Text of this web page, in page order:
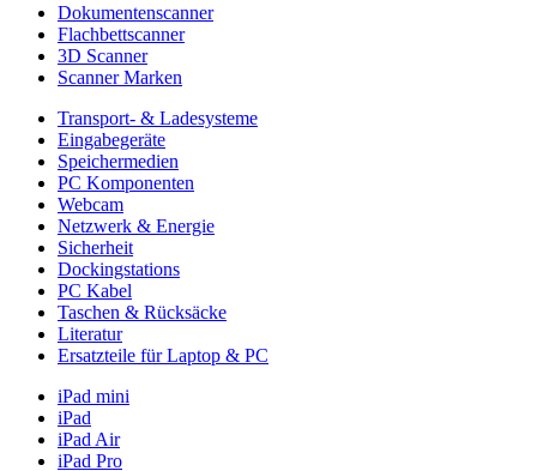
Dokumentenscanner
Flachbettscanner
3D Scanner
Scanner Marken
Transport- & Ladesysteme
Eingabegeräte
Speichermedien
PC Komponenten
Webcam
Netzwerk & Energie
Sicherheit
Dockingstations
PC Kabel
Taschen & Rücksäcke
Literatur
Ersatzteile für Laptop & PC
iPad mini
iPad
iPad Air
iPad Pro